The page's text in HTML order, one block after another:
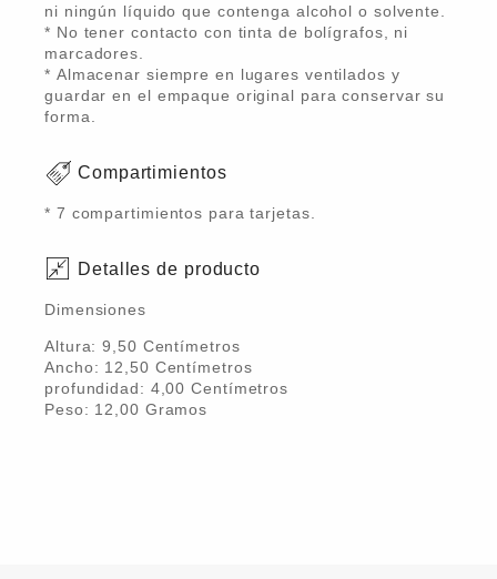
ni ningún líquido que contenga alcohol o solvente.
* No tener contacto con tinta de bolígrafos, ni
marcadores.
* Almacenar siempre en lugares ventilados y
guardar en el empaque original para conservar su
forma.
Compartimientos
* 7 compartimientos para tarjetas.
Detalles de producto
Dimensiones
Altura:9,50 Centímetros
Ancho: 12,50 Centímetros
profundidad: 4,00 Centímetros
Peso: 12,00 Gramos